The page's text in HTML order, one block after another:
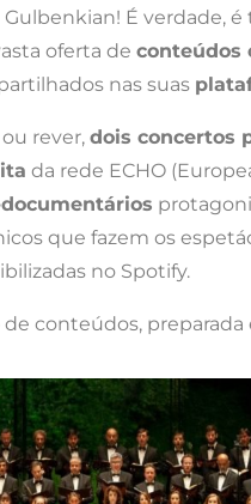
É verdade,
oferta de conteúdos
nas suas
rever, dois concertos
da rede ECHO
que fazem os
no Spotify.
de conteúdos,